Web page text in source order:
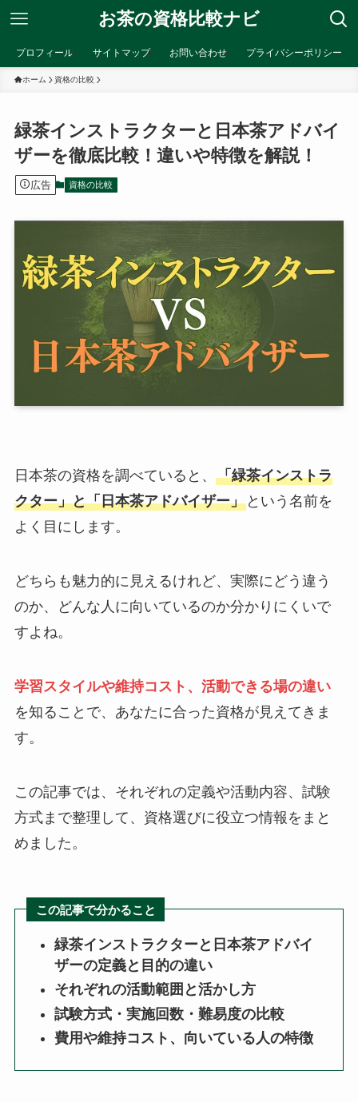
お茶の資格比較ナビ
プロフィール サイトマップ お問い合わせ プライバシーポリシー
ホーム 資格の比較
緑茶インストラクターと日本茶アドバイ
ザーを徹底比較！違いや特徴を解説！
広告 資格の比較
日本茶の資格を調べていると、 「緑茶インストラ
クター」と「日本茶アドバイザー」という名前を
よく目にします。
どちらも魅力的に見えるけれど、実際にどう違う
のか、どんな人に向いているのか分かりにくいで
すよね。
学習スタイルや維持コスト、活動できる場の違い
を知ることで、あなたに合った資格が見えてきま
す。
この記事では、それぞれの定義や活動内容、試験
方式まで整理して、資格選びに役立つ情報をまと
めました。
この記事で分かること
緑茶インストラクターと日本茶アドバイ
ザーの定義と目的の違い
それぞれの活動範囲と活かし方
試験方式・実施回数・難易度の比較
費用や維持コスト、向いている人の特徴